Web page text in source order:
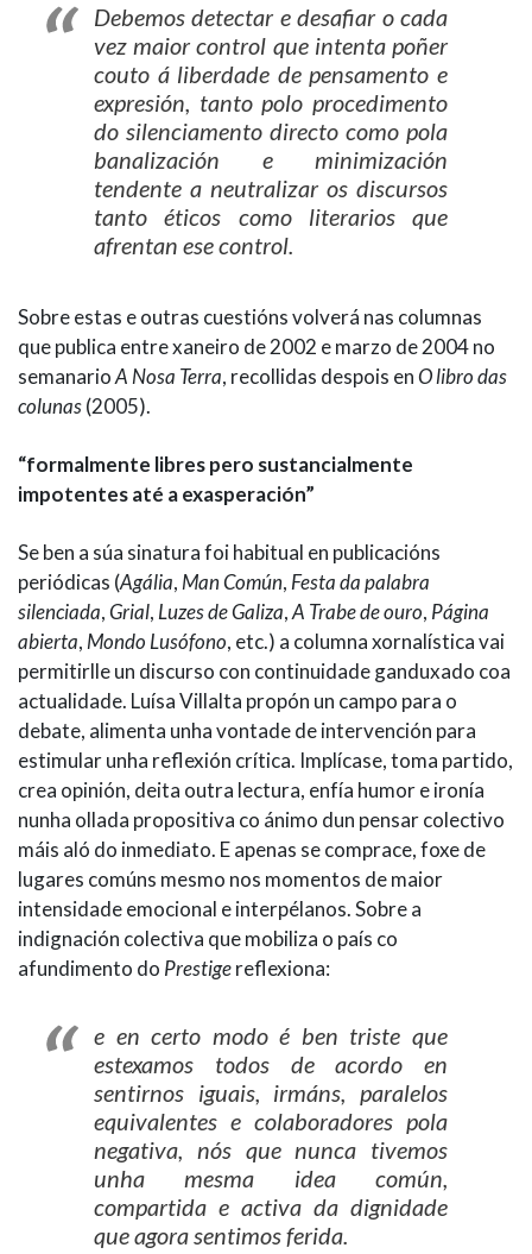
Debemos detectar e desafiar o cada
vez maior control que intenta poñer
couto á liberdade de pensamento e
expresión, tanto polo procedimento
do silenciamento directo como pola
banalización e minimización
tendente a neutralizar os discursos
tanto éticos como literarios que
afrentan ese control.
Sobre estas e outras cuestións volverá nas columnas
que publica entre xaneiro de 2002 e marzo de 2004 no
semanarioA Nosa Terra, recollidas despois enO libro das
colunas(2005).
“formalmente libres pero sustancialmente
impotentes até a exasperación”
Se ben a súa sinatura foi habitual en publicacións
periódicas (Agália, Man Común, Festa da palabra
silenciada,Grial, Luzes de Galiza,A Trabe de ouro, Página
abierta, Mondo Lusófono, etc.) a columna xornalística vai
permitirlle un discurso con continuidade ganduxado coa
actualidade. Luísa Villalta propón un campo para o
debate, alimenta unha vontade de intervención para
estimular unha reflexión crítica. Implícase, toma partido,
crea opinión, deita outra lectura, enfía humor e ironía
nunha ollada propositiva co ánimo dun pensar colectivo
máis aló do inmediato. E apenas se comprace, foxe de
lugares comúns mesmo nos momentos de maior
intensidade emocional e interpélanos. Sobre a
indignación colectiva que mobiliza o país co
afundimento do Prestigereflexiona:
e en certo modo é ben triste que
estexamos todos de acordo en
sentirnos iguais, irmáns, paralelos
equivalentes e colaboradores pola
negativa, nós que nunca tivemos
unha mesma idea común,
compartida e activa da dignidade
que agora sentimos ferida.